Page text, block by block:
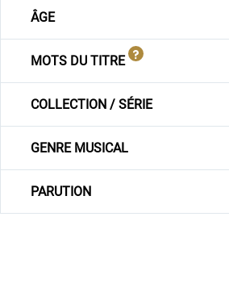
ÂGE
MOTS DU TITRE
COLLECTION / SÉRIE
GENRE MUSICAL
PARUTION